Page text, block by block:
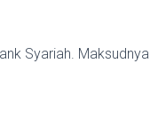
Syariah. Maksudnya